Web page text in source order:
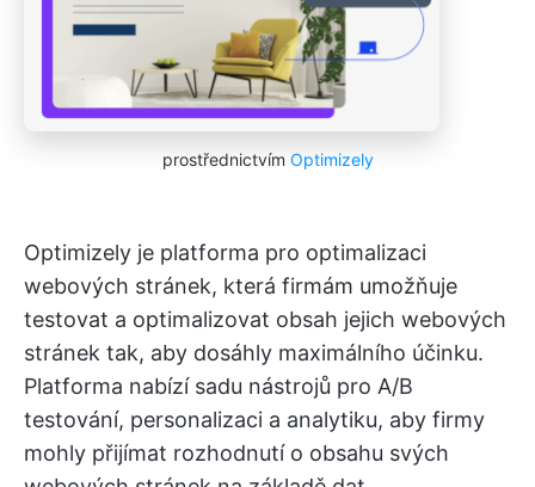
prostřednictvím Optimizely
Optimizely je platforma pro optimalizaci
webových stránek, která firmám umožňuje
testovat a optimalizovat obsah jejich webových
stránek tak, aby dosáhly maximálního účinku.
Platforma nabízí sadu nástrojů pro A/B
testování, personalizaci a analytiku, aby firmy
mohly přijímat rozhodnutí o obsahu svých